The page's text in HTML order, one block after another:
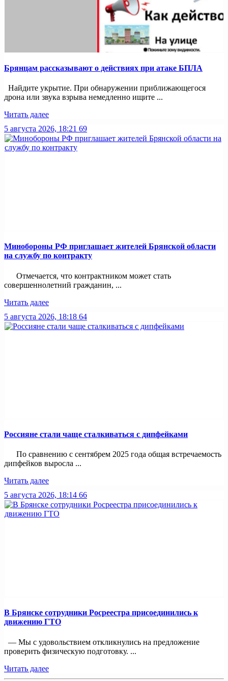
Брянцам рассказывают о действиях при атаке БПЛА
Найдите укрытие. При обнаружении приближающегося
дрона или звука взрыва немедленно ищите ...
Читать далее
5 августа 2026, 18:21 69
Минобoроны РФ приглaшaет житeлeй Брянской области
на службу по контракту
Отмечается, что контрактником может стать
совершеннолетний гражданин, ...
Читать далее
5 августа 2026, 18:18 64
Россияне стали чаще сталкиваться с дипфейками
По сравнению с сентябрем 2025 года общая встречаемость
дипфейков выросла ...
Читать далее
5 августа 2026, 18:14 66
В Брянске сотрудники Росреестра присоединились к
движению ГТО
— Мы с удовольствием откликнулись на предложение
проверить физическую подготовку. ...
Читать далее